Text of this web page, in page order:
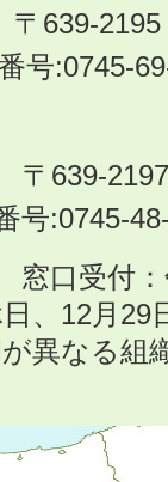
〒639-
号:0745-
〒639-
号:0745-
窓口受付
日、12月
異なる組